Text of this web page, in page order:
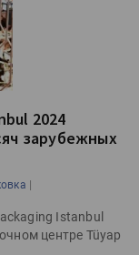
2024
зарубежных
|
Istanbul
центре Tüyap